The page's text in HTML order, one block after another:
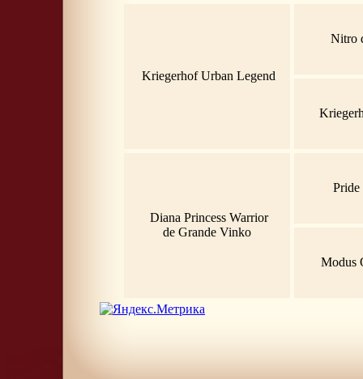
Kriegerhof Urban Legend
Nitro
Diana Princess Warrior
de Grande Vinko
Pride
Modus